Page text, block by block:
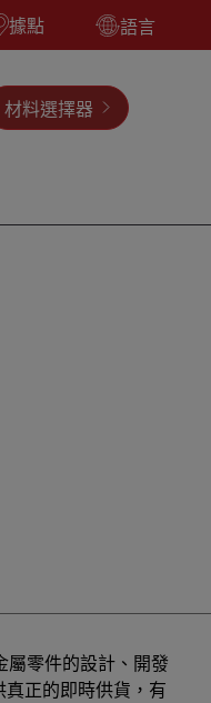
據點 語言
材料選擇器
屬零件的設計、開發
正的即時供貨，有